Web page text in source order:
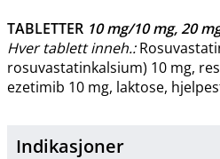
TABLETTER 10 mg/10 mg,20
Hver tablett inneh.:
rosuvastatinkalsium) 10 mg,
ezetimib 10 mg, laktose,
Indikasjoner